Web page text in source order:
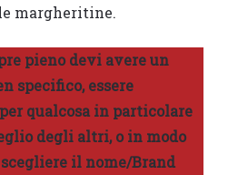
margheritine.
pieno devi avere un
specifico, essere
qualcosa in particolare
degli altri, o in modo
il nome/Brand